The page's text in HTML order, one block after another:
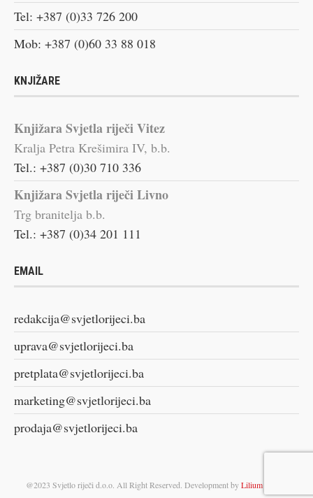
Tel: +387 (0)33 726 200
Mob: +387 (0)60 33 88 018
KNJIŽARE
Knjižara Svjetla riječi Vitez
Kralja Petra Krešimira IV, b.b.
Tel.: +387 (0)30 710 336
Knjižara Svjetla riječi Livno
Trg branitelja b.b.
Tel.: +387 (0)34 201 111
EMAIL
redakcija@svjetlorijeci.ba
uprava@svjetlorijeci.ba
pretplata@svjetlorijeci.ba
marketing@svjetlorijeci.ba
prodaja@svjetlorijeci.ba
@2023 Svjetlo riječi d.o.o. All Right Reserved. Development byLilium Digital